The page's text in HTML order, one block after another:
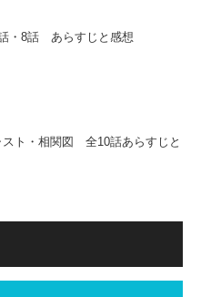
・8話 あらすじと感想
スト・相関図 全10話あらすじと